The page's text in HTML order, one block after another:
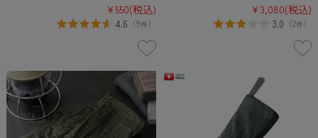
¥550(税込)
4.6 （9件）
¥3,080(税込)
3.0 （2件）